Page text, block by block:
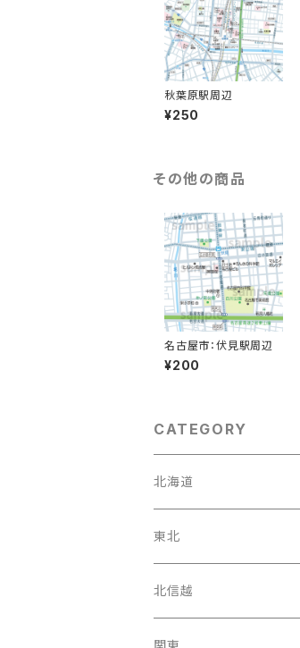
秋葉原駅周辺
¥250
その他の商品
名古屋市：伏見駅周辺
¥200
CATEGORY
北海道
東北
宮城県
岩手県
北信越
石川県
関東